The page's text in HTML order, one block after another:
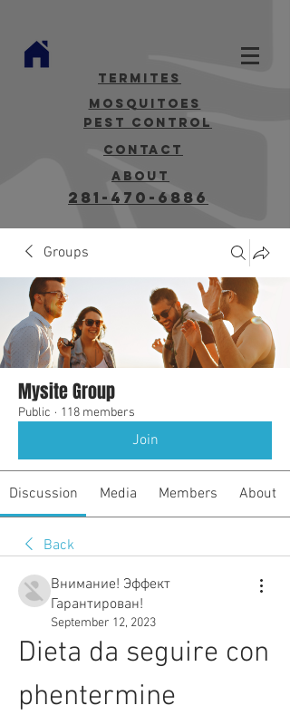
termites
mosquitoes
Pest Control
contact
about
281-470-6886
Groups
Mysite Group
Public · 118 members
Join
Discussion Media Members About
Back
Внимание! Эффект
Гарантирован!
September 12, 2023
Dieta da seguire con
phentermine